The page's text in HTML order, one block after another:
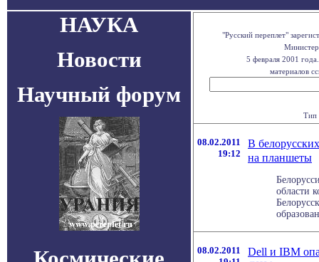
НАУКА
Новости
Научный форум
"Русский переплет"
5 февраля 2001
материалов
Тип
08.02.2011
19:12
В
на планшеты
области
08.02.2011
Dell и IBM